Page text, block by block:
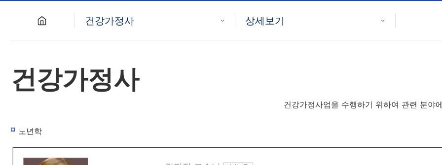
건강가정사
컴퓨터공학
전기공학
평생교육사
상세보기
사회복지사 이수과목
건강가정사
건강가정사
건강가정사업을 수행하기 위하여 관련 분야
노년학